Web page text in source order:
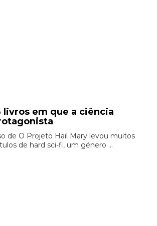
livros em que a ciência
de O Projeto Hail Mary levou muitos
de hard sci-fi, um género ...